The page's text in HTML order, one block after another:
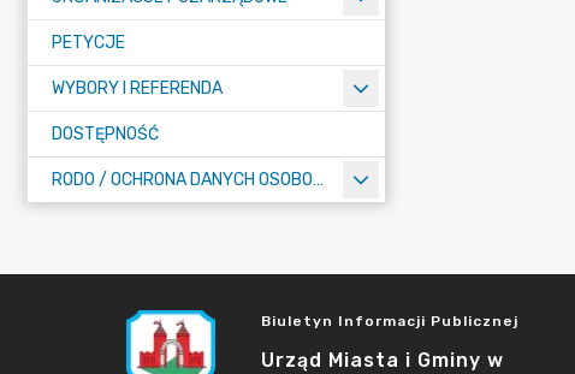
PETYCJE
WYBORY I REFERENDA
DOSTĘPNOŚĆ
RODO / OCHRONA DANYCH OSOBOWYCH
Biuletyn Informacji Publicznej
Urząd Miasta i Gminy w